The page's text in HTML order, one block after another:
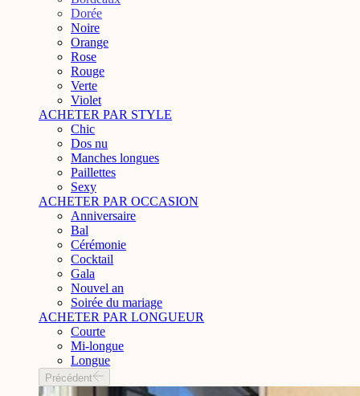
Dorée
Noire
Orange
Rose
Rouge
Verte
Violet
ACHETER PAR STYLE
Chic
Dos nu
Manches longues
Paillettes
Sexy
ACHETER PAR OCCASION
Anniversaire
Bal
Cérémonie
Cocktail
Gala
Nouvel an
Soirée du mariage
ACHETER PAR LONGUEUR
Courte
Mi-longue
Longue
Précédent